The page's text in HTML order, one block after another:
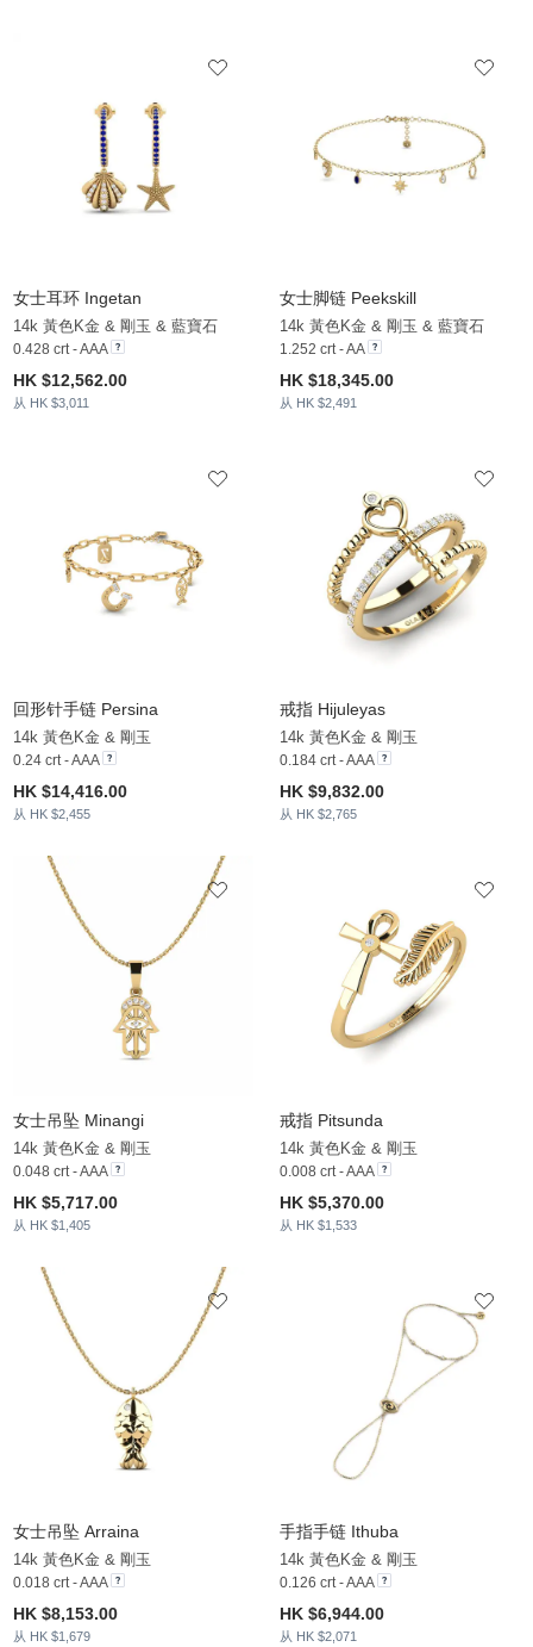
女士耳环 Ingetan
14k 黃色K金 & 剛玉 & 藍寶石
0.428 crt - AAA
HK $12,562.00
从 HK $3,011
女士脚链 Peekskill
14k 黃色K金 & 剛玉 & 藍寶石
1.252 crt - AA
HK $18,345.00
从 HK $2,491
回形针手链 Persina
14k 黃色K金 & 剛玉
0.24 crt - AAA
HK $14,416.00
从 HK $2,455
戒指 Hijuleyas
14k 黃色K金 & 剛玉
0.184 crt - AAA
HK $9,832.00
从 HK $2,765
女士吊坠 Minangi
14k 黃色K金 & 剛玉
0.048 crt - AAA
HK $5,717.00
从 HK $1,405
戒指 Pitsunda
14k 黃色K金 & 剛玉
0.008 crt - AAA
HK $5,370.00
从 HK $1,533
女士吊坠 Arraina
14k 黃色K金 & 剛玉
0.018 crt - AAA
HK $8,153.00
从 HK $1,679
手指手链 Ithuba
14k 黃色K金 & 剛玉
0.126 crt - AAA
HK $6,944.00
从 HK $2,071